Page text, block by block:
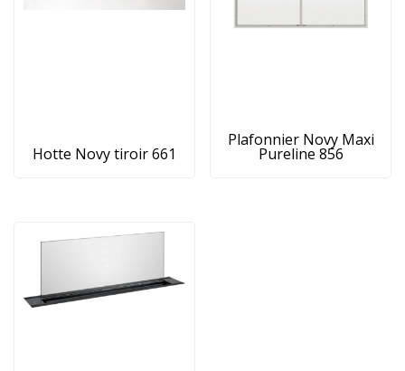
Hotte Novy tiroir 661
Plafonnier Novy Maxi
Pureline 856